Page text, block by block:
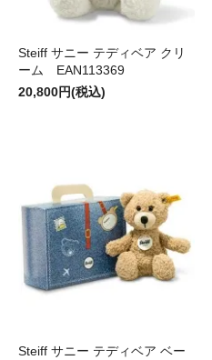
Steiff サニー テディベア クリ
ーム EAN113369
20,800円(税込)
Steiff サニー テディベア ベー